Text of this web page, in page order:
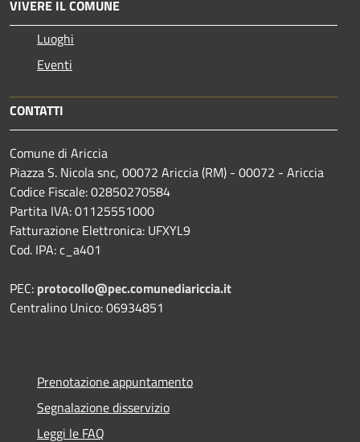
VIVERE IL COMUNE
Luoghi
Eventi
CONTATTI
Comune di Ariccia
Piazza S. Nicola snc, 00072 Ariccia (RM) - 00072 - Ariccia
Codice Fiscale: 02850270584
Partita IVA: 01125551000
Fatturazione Elettronica: UFXYL9
Cod. IPA: c_a401
PEC: protocollo@pec.comunediariccia.it
Centralino Unico: 06934851
Prenotazione appuntamento
Segnalazione disservizio
Leggi le FAQ